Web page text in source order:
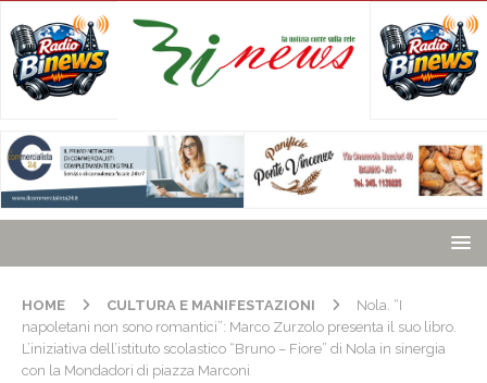
HOME CULTURA E MANIFESTAZIONI
Nola. “I
napoletani non sono romantici”: Marco Zurzolo presenta il suo libro.
L’iniziativa dell’istituto scolastico “Bruno – Fiore” di Nola in sinergia
con la Mondadori di piazza Marconi